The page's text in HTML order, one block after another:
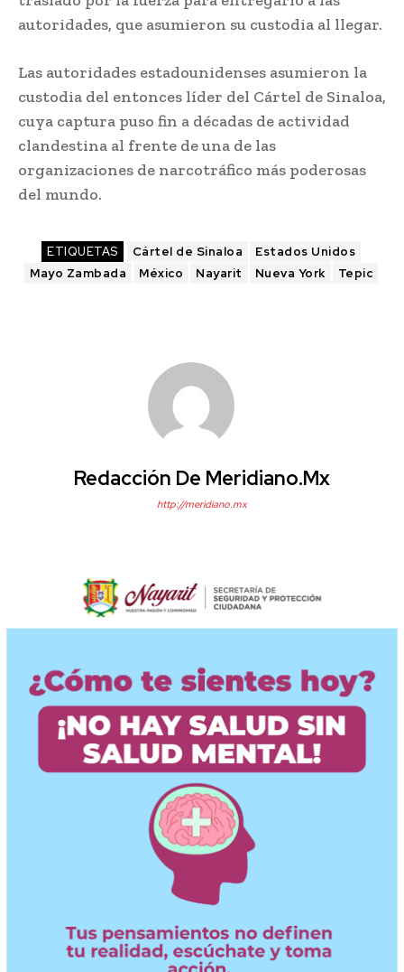
autoridades, que asumieron su custodia al llegar.
Las autoridades estadounidenses asumieron la
custodia del entonces líder del Cártel de Sinaloa,
cuya captura puso fin a décadas de actividad
clandestina al frente de una de las
organizaciones de narcotráfico más poderosas
del mundo.
ETIQUETAS Cártel de Sinaloa
Estados Unidos
Mayo Zambada
México Nayarit Nueva York Tepic
Redacción De Meridiano.mx
http://meridiano.mx